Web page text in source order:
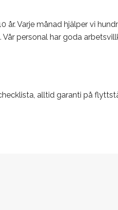
Varje månad hjälper vi
personal har goda
alltid garanti på